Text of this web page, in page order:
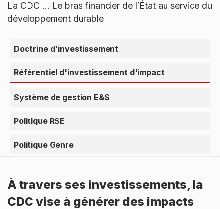
La CDC … Le bras financier de l’État au service du
développement durable
Menu Investisseur
Doctrine d'investissement
Référentiel d'investissement d'impact
Système de gestion E&S
Politique RSE
Politique Genre
À travers ses investissements, la
CDC vise à générer des impacts